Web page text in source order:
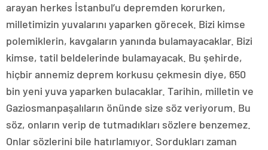
arayan herkes İstanbul’u depremden korurken,
milletimizin yuvalarını yaparken görecek. Bizi kimse
polemiklerin, kavgaların yanında bulamayacaklar. Bizi
kimse, tatil beldelerinde bulamayacak. Bu şehirde,
hiçbir annemiz deprem korkusu çekmesin diye, 650
bin yeni yuva yaparken bulacaklar. Tarihin, milletin ve
Gaziosmanpaşalıların önünde size söz veriyorum. Bu
söz, onların verip de tutmadıkları sözlere benzemez.
Onlar sözlerini bile hatırlamıyor. Sordukları zaman